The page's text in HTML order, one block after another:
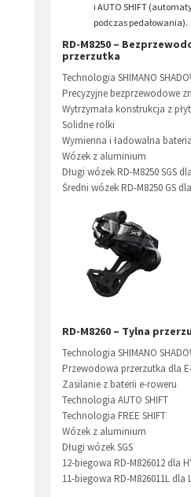
i AUTO SHIFT
podczas pedałowania).
RD-M8250 –
przerzutka
Technologia SHIMANO
Precyzyjne bezprzewodowe
Wytrzymała konstrukcja z
Solidne rolki
Wymienna i ładowalna bateria
Wózek z aluminium
Długi wózek RD-M8250 SGS
Średni wózek RD-M8250 GS
RD-M8260 – Tylna
Technologia SHIMANO
Przewodowa przerzutka dla
Zasilanie z baterii e-roweru
Technologia AUTO SHIFT
Technologia FREE SHIFT
Wózek z aluminium
Długi wózek SGS
12-biegowa RD-M826012 dla
11-biegowa RD-M826011L dla